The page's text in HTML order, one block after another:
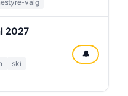
valg
2027
ski
🔔